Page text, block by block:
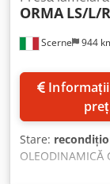
Scerne 944
ORMA LS/L/
preț
Stare:
OLEODINAMICĂ
SP. 150 mm